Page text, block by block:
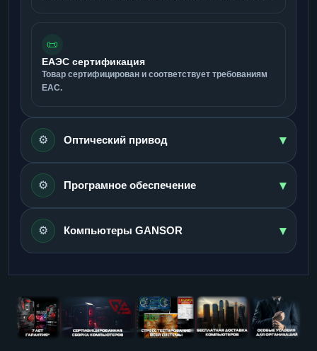
📜
ЕАЭС сертификация
Товар сертифицирован и соответствует требованиям
ЕАС.
⚙️ Оптический привод ▾
⚙️ Програмное обеспечение ▾
⚙️ Компьютеры GANSOR ▾